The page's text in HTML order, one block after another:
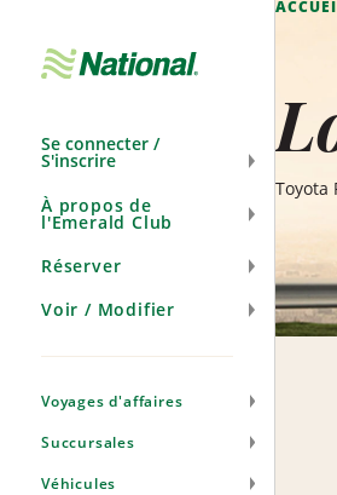
navigation
Se connecter /
S'inscrire
À propos de
l'Emerald Club
Réserver
Voir / Modifier
Voyages d'affaires
Succursales
Véhicules
Toyota